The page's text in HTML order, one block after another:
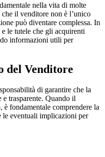
nella vita di molte
il venditore non è l’unico
può diventare complessa. In
le tutele che gli acquirenti
informazioni utili per
del Venditore
di garantire che la
trasparente. Quando il
fondamentale comprendere la
le eventuali implicazioni per